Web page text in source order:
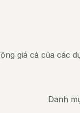
giá cả của các
Danh